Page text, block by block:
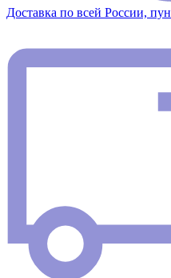
Доставка по всей России,